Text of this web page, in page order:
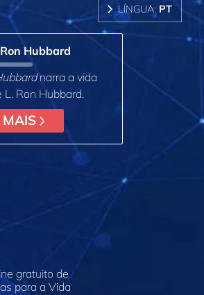
LÍNGUA: PT
Hubbard
narra a vida
Ron Hubbard.
gratuito de
para a Vida